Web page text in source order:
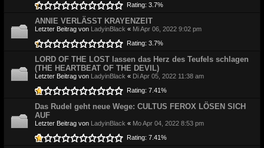
Rating: 3.7%
ANNIE VERLÄSST KRAYENZEIT
Letzter Beitrag von LadyinBlack « Mi Apr 06, 2022 9:02 pm
Rating: 3.7%
LORD OF THE LOST lassen das Herz des Teufels schlagen
(THE HEARTBEAT OF THE DEVIL)
Letzter Beitrag von LadyinBlack « Di Apr 05, 2022 11:38 am
Rating: 7.41%
Das Rudel geht neue Wege: CULTUS FEROX LÖSEN SICH
AUF
Letzter Beitrag von LadyinBlack « Mo Apr 04, 2022 8:53 pm
Rating: 7.41%